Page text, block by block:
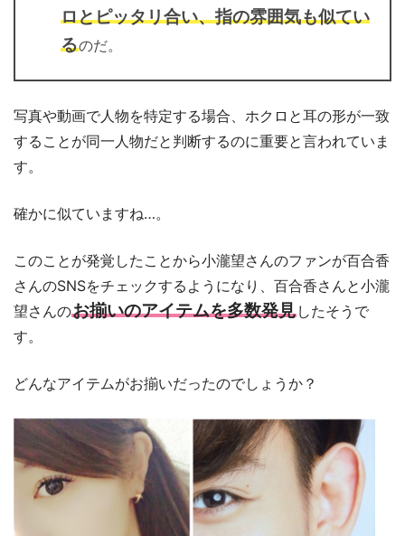
ロとピッタリ合い、指の雰囲気も似てい
るのだ。
写真や動画で人物を特定する場合、ホクロと耳の形が一致
することが同一人物だと判断するのに重要と言われていま
す。
確かに似ていますね…。
このことが発覚したことから小瀧望さんのファンが百合香
さんのSNSをチェックするようになり、百合香さんと小瀧
望さんのお揃いのアイテムを多数発見 したそうで
す。
どんなアイテムがお揃いだったのでしょうか？